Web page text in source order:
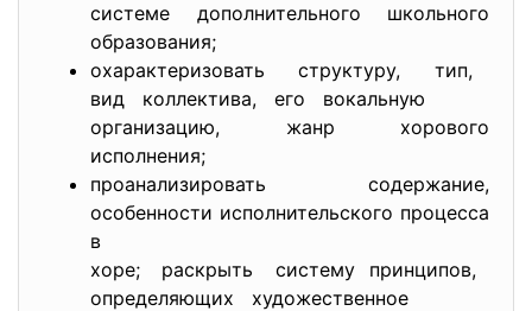
системе дополнительного школьного
образования;
охарактеризовать структуру, тип,
вид коллектива, его вокальную
организацию, жанр хорового
исполнения;
проанализировать содержание,
особенности исполнительского процесса
в
хоре; раскрыть систему принципов,
определяющих художественное